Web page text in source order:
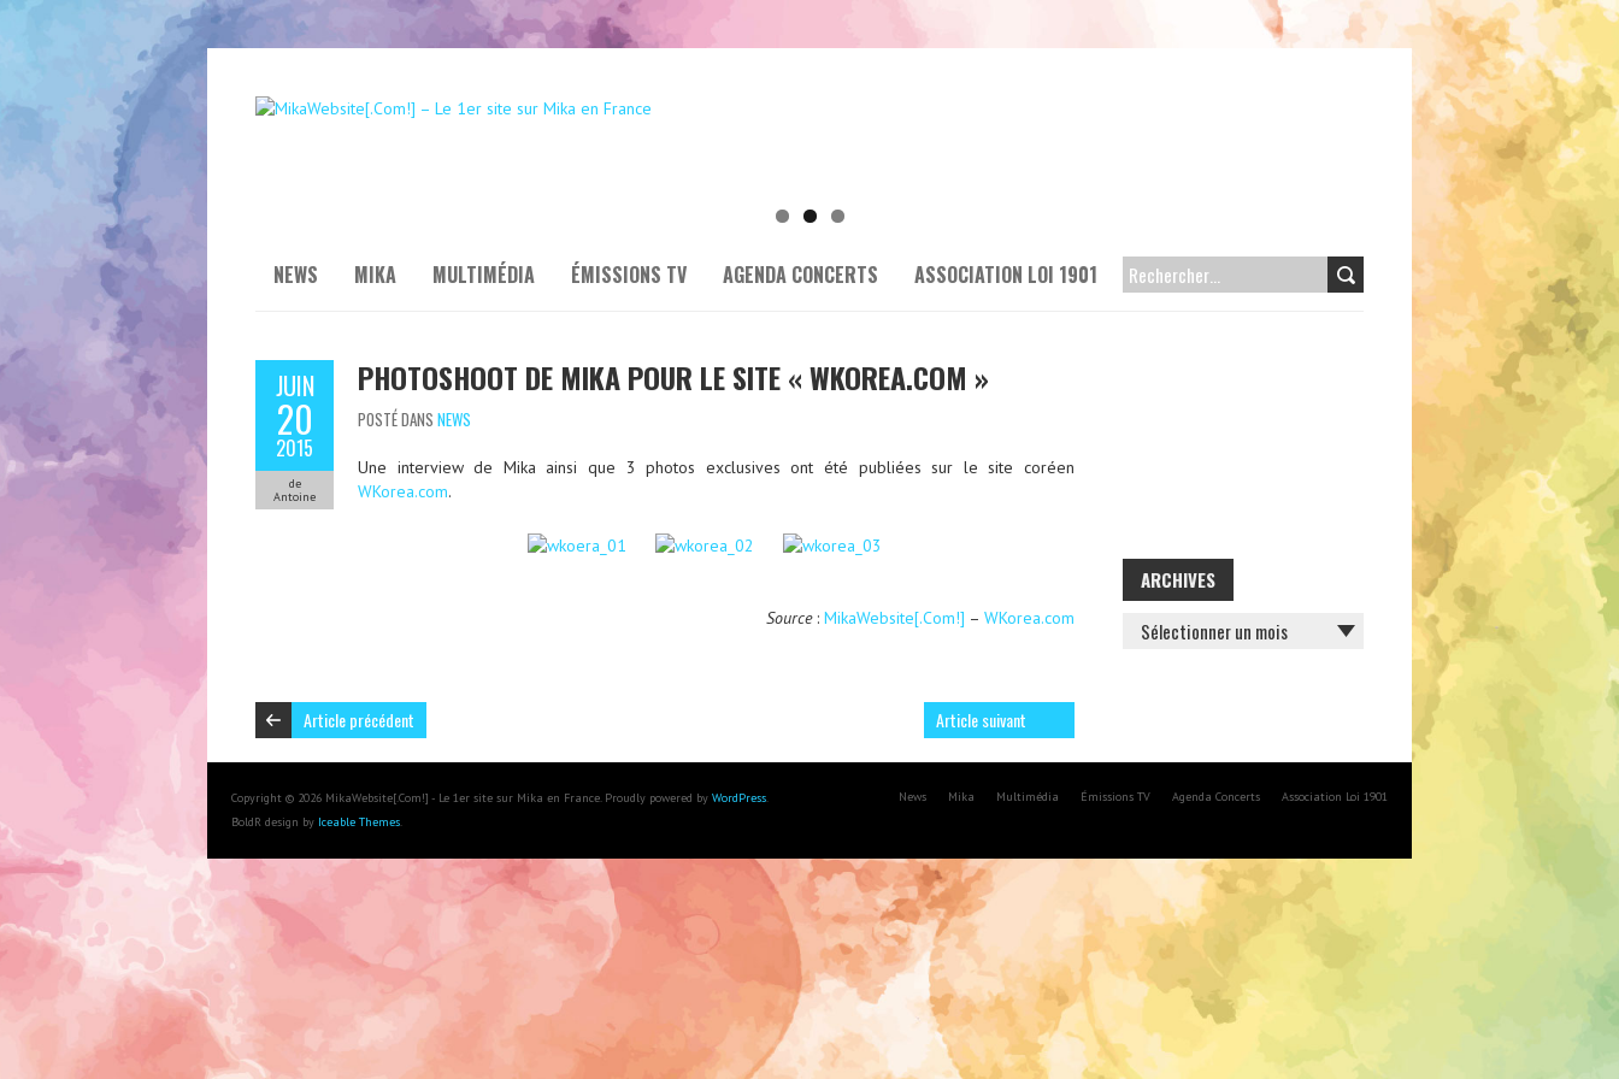
NEWS MIKA MULTIMÉDIA ÉMISSIONS TV AGENDA CONCERTS ASSOCIATION LOI 1901 RECHERCHER :
JUIN
20
2015
de
Antoine
PHOTOSHOOT DE MIKA POUR LE SITE « WKOREA.COM »
POSTÉ DANS NEWS
Une interview de Mika ainsi que 3 photos exclusives ont été publiées sur le site coréen
WKorea.com.
Source: MikaWebsite[.Com!] – WKorea.com
Article précédent Article suivant
ARCHIVES
ARCHIVES
Copyright © 2026 MikaWebsite[.Com!] - Le 1er site sur Mika en France. Proudly powered by WordPress.
BoldR design by Iceable Themes.
News Mika Multimédia Émissions TV Agenda Concerts Association Loi 1901